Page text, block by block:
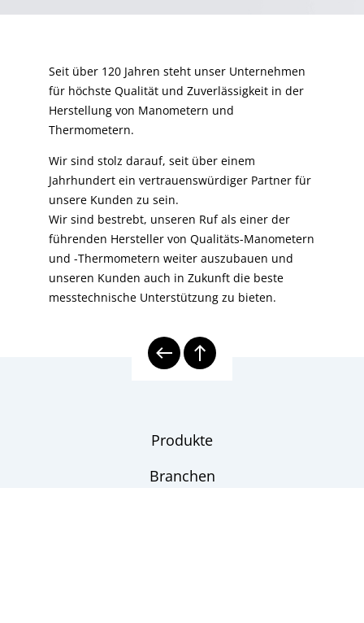
Seit über 120 Jahren steht unser Unternehmen
für höchste Qualität und Zuverlässigkeit in der
Herstellung von Manometern und
Thermometern.
Wir sind stolz darauf, seit über einem
Jahrhundert ein vertrauenswürdiger Partner für
unsere Kunden zu sein.
Wir sind bestrebt, unseren Ruf als einer der
führenden Hersteller von Qualitäts-Manometern
und -Thermometern weiter auszubauen und
unseren Kunden auch in Zukunft die beste
messtechnische Unterstützung zu bieten.
Produkte
Branchen